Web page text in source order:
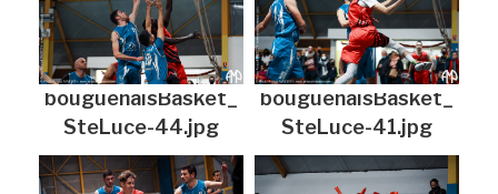
bouguenaisBasket_
SteLuce-44.jpg
bouguenaisBasket_
SteLuce-41.jpg